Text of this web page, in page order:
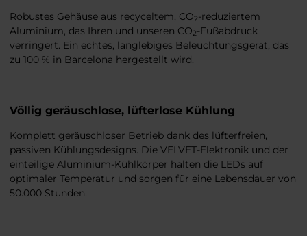
Robustes Gehäuse aus recyceltem, CO2-reduziertem
Aluminium, das Ihren und unseren CO2-Fußabdruck
verringert. Ein echtes, langlebiges Beleuchtungsgerät, das
zu 100 % in Barcelona hergestellt wird.
Völlig geräuschlose, lüfterlose Kühlung
Komplett geräuschloser Betrieb dank des lüfterfreien,
passiven Kühlungsdesigns. Die VELVET-Elektronik und der
einteilige Aluminium-Kühlkörper halten die LEDs auf
optimaler Temperatur und sorgen für eine Lebensdauer von
50.000 Stunden.